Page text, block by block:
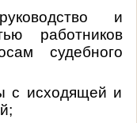
и
работников
судебного
с исходящей и